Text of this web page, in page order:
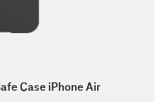
Case iPhone Air